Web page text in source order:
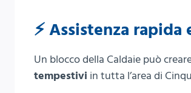
⚡ Assistenza
Un blocco della Caldaie può
tempestivi in tutta l’area di